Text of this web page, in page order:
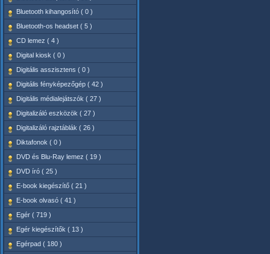
Bluetooth kihangosító ( 0 )
Bluetooth-os headset ( 5 )
CD lemez ( 4 )
Digital kiosk ( 0 )
Digitális asszisztens ( 0 )
Digitális fényképezőgép ( 42 )
Digitális médialejátszók ( 27 )
Digitalizáló eszközök ( 27 )
Digitalizáló rajztáblák ( 26 )
Diktafonok ( 0 )
DVD és Blu-Ray lemez ( 19 )
DVD író ( 25 )
E-book kiegészítő ( 21 )
E-book olvasó ( 41 )
Egér ( 719 )
Egér kiegészítők ( 13 )
Egérpad ( 180 )